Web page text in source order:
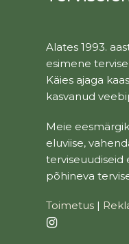
Alates 1993.
esimene
Käies ajaga
kasvanud
Meie
eluviise,
terviseuudiseid
põhineva
Toimetus |